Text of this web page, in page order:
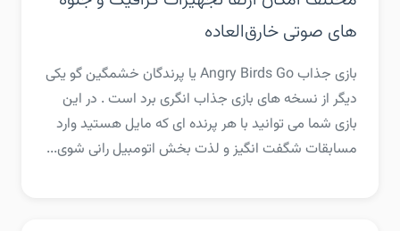
های صوتی خارق‌العاده
‏‏بازی جذاب Angry Birds Go یا پرندگان خشمگین گو یکی
دیگر از نسخه های بازی جذاب انگری برد است . در این
بازی شما می توانید با هر پرنده ای که مایل هستید وارد
مسابقات شگفت انگیز و لذت بخش اتومبیل رانی شوی...